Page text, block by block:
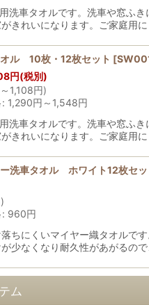
洗車タオルです。洗車や窓ふ
きれいになります。ご家庭用
ル 10枚・12枚セット [
円(税別)
～1,108円)
: 1,290円 ～1,548円
洗車タオルです。洗車や窓ふ
きれいになります。ご家庭用
洗車タオル ホワイト12枚セッ
)
: 960円
ちにくいマイヤー織タオルで
少なくなり耐久性があがるの
ム